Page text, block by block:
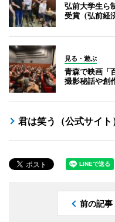
弘前大学生ら
受賞（弘前経
見る・遊ぶ
青森で映画「
撮影秘話や創
君は笑う（公式サイト
前の記事